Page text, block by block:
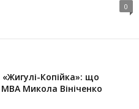
0
«Жигулі-Копійка»: що
МВА Микола Вініченко